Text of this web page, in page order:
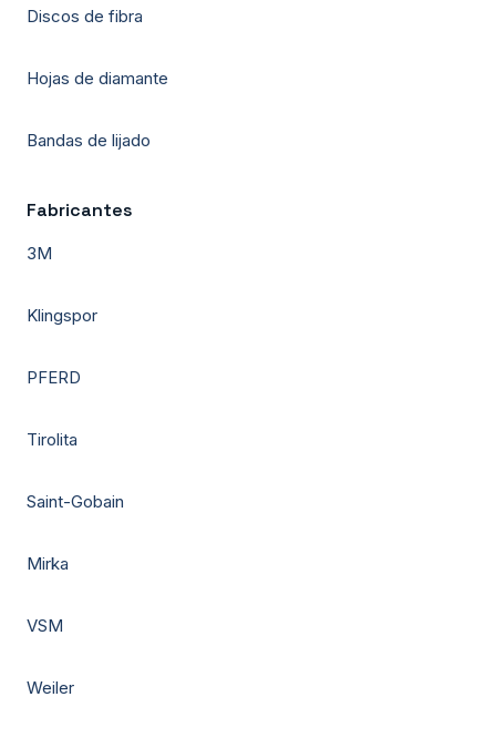
Discos de fibra
Hojas de diamante
Bandas de lijado
Fabricantes
3M
Klingspor
PFERD
Tirolita
Saint-Gobain
Mirka
VSM
Weiler